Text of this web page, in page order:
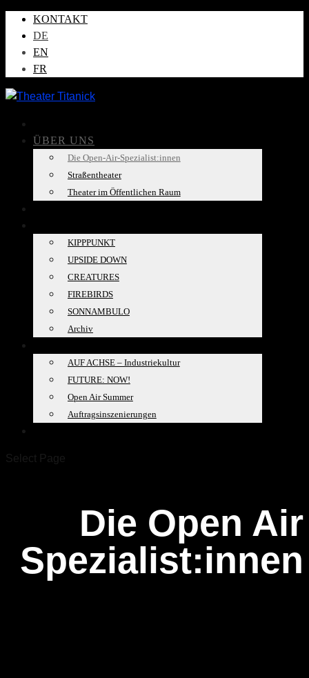
KONTAKT
DE
EN
FR
ÜBER UNS
Die Open-Air-Spezialist:innen
Straßentheater
Theater im Öffentlichen Raum
KIPPPUNKT
UPSIDE DOWN
CREATURES
FIREBIRDS
SONNAMBULO
Archiv
AUF ACHSE – Industriekultur
FUTURE: NOW!
Open Air Summer
Auftragsinszenierungen
Select Page
Die Open Air
Spezialist:innen